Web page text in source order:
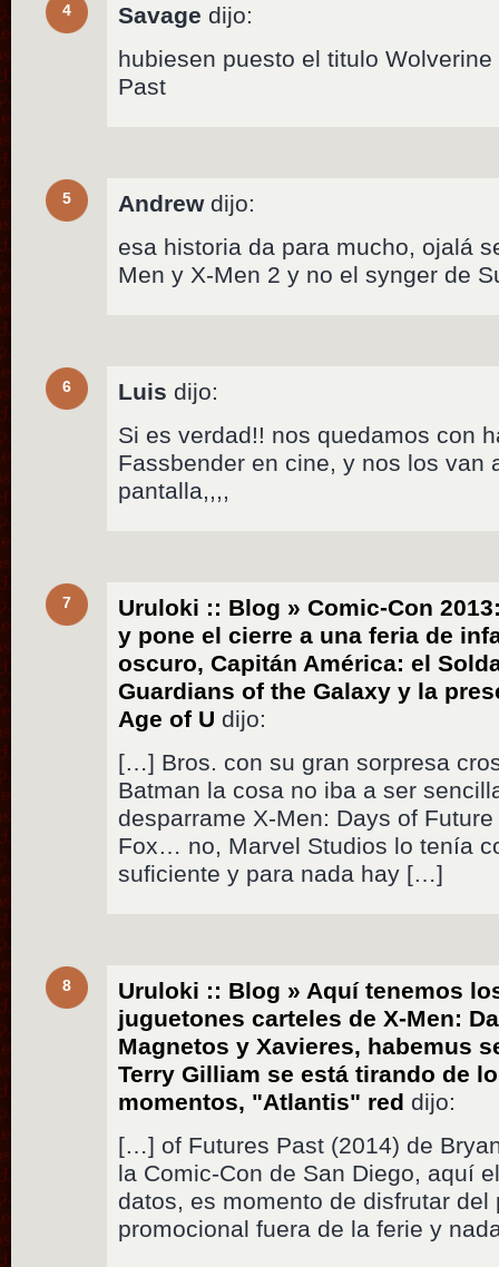
4 Savage dijo:
hubiesen puesto el titulo
Past
5 Andrewdijo:
esa historia da para mucho, ojalá
Men y X-Men 2 y no el synger de
6 Luis dijo:
Si es verdad!! nos quedamos con
Fassbender en cine, y nos los van
pantalla,,,,
7
Uruloki :: Blog » Comic-Con
y pone el cierre a una feria de
oscuro, Capitán América: el
Guardians of the Galaxy y la
Age of U dijo:
[…] Bros. con su gran sorpresa
Batman la cosa no iba a ser
desparrame X-Men: Days of
Fox… no, Marvel Studios lo tenía
suficiente y para nada hay […]
8
Uruloki :: Blog » Aquí tenemos
juguetones carteles de X-Men:
Magnetos y Xavieres, habemus
Terry Gilliam se está tirando de
momentos, "Atlantis" red dijo:
[…] of Futures Past (2014) de
la Comic-Con de San Diego, aquí
datos, es momento de disfrutar del
promocional fuera de la ferie y